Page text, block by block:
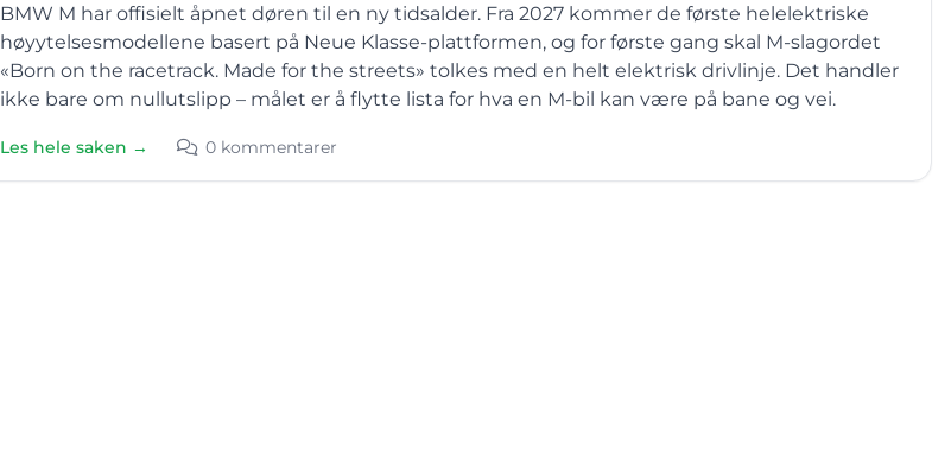
BMW M har offisielt åpnet døren til en ny tidsalder. Fra 2027 kommer de første helelektriske
høyytelsesmodellene basert på Neue Klasse-plattformen, og for første gang skal M-slagordet
«Born on the racetrack. Made for the streets» tolkes med en helt elektrisk drivlinje. Det handler
ikke bare om nullutslipp – målet er å flytte lista for hva en M-bil kan være på bane og vei.
Les hele saken → 0 kommentarer